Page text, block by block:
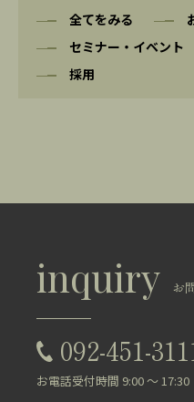
ご利用案内
092-
お電話受付
全てをみる
セミナー・イベント
採用
inquiry お
092-451-
お電話受付時間 9:00 ～ 17:30